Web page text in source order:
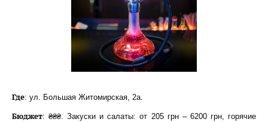
Где: ул. Большая Житомирская, 2а.
Бюджет: ₴₴₴. Закуски и салаты: от 205 грн – 6200 грн, горячие